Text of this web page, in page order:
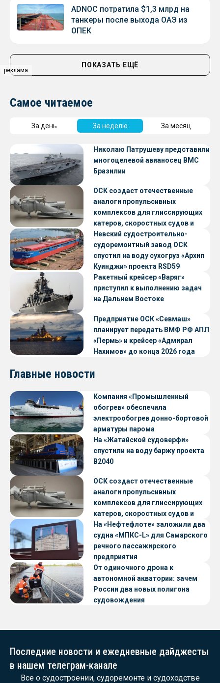
реклама
ADNOC потратила $1,3 млрд на
танкеры после выхода ОАЭ из
ОПЕК
ПОКАЗАТЬ ЕЩЁ
Самое читаемое
За день За неделю За месяц
Николаю Патрушеву представили
многоцелевой авианосец ВМС
Бразилии
ОСК создаст отечественные
аналоги пропульсивных
комплексов для глиссирующих
катеров, скоростных судов и
судов с малой осадкой
Невский судостроительно-
судоремонтный завод ОСК
спустил на воду сухогруз «Архип
Куинджи» проекта RSD59
Ракетный крейсер «Варяг»
приступил к выполнению задач
на Дальнем Востоке
Предприятие ОСК «Севмаш»
планирует передать ВМФ РФ АПЛ
«Пермь» и крейсер «Адмирал
Нахимов» до конца 2026 года
Главные новости
Компания «Промышленный
обогрев» обеспечила
электрообогрев донно-бортовой
арматуры парома
«Петропавловск» проекта CNF22
На «Жатайской судоверфи»
спустили на воду баржу проекта
В2040
ОСК создаст отечественные
аналоги пропульсивных
комплексов для глиссирующих
катеров, скоростных судов и
судов с малой осадкой
На «Нефтефлоте» заложили два
судна «МПКС-L» для Самарского
речного пассажирского
предприятия
От одиночного дрона к
автономной акватории: зачем
России два новых полигона
судовождения
Последние новости и ежедневные дайджесты
в нашем телеграм-канале
Все о судостроении, судоремонте и судоходстве